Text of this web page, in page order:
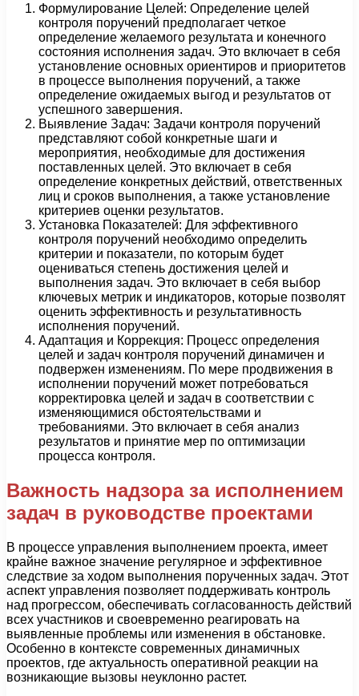
Формулирование Целей: Определение целей
контроля поручений предполагает четкое
определение желаемого результата и конечного
состояния исполнения задач. Это включает в себя
установление основных ориентиров и приоритетов
в процессе выполнения поручений, а также
определение ожидаемых выгод и результатов от
успешного завершения.
Выявление Задач: Задачи контроля поручений
представляют собой конкретные шаги и
мероприятия, необходимые для достижения
поставленных целей. Это включает в себя
определение конкретных действий, ответственных
лиц и сроков выполнения, а также установление
критериев оценки результатов.
Установка Показателей: Для эффективного
контроля поручений необходимо определить
критерии и показатели, по которым будет
оцениваться степень достижения целей и
выполнения задач. Это включает в себя выбор
ключевых метрик и индикаторов, которые позволят
оценить эффективность и результативность
исполнения поручений.
Адаптация и Коррекция: Процесс определения
целей и задач контроля поручений динамичен и
подвержен изменениям. По мере продвижения в
исполнении поручений может потребоваться
корректировка целей и задач в соответствии с
изменяющимися обстоятельствами и
требованиями. Это включает в себя анализ
результатов и принятие мер по оптимизации
процесса контроля.
Важность надзора за исполнением
задач в руководстве проектами
В процессе управления выполнением проекта, имеет
крайне важное значение регулярное и эффективное
следствие за ходом выполнения порученных задач. Этот
аспект управления позволяет поддерживать контроль
над прогрессом, обеспечивать согласованность действий
всех участников и своевременно реагировать на
выявленные проблемы или изменения в обстановке.
Особенно в контексте современных динамичных
проектов, где актуальность оперативной реакции на
возникающие вызовы неуклонно растет.